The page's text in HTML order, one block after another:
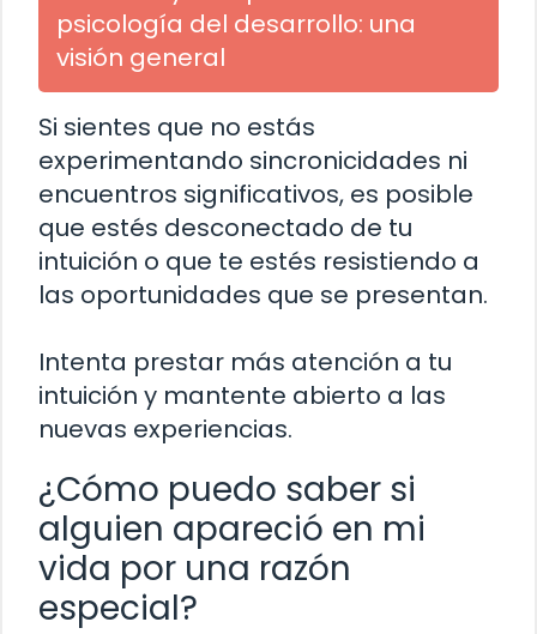
psicología del desarrollo: una
visión general
Si sientes que no estás
experimentando sincronicidades ni
encuentros significativos, es posible
que estés desconectado de tu
intuición o que te estés resistiendo a
las oportunidades que se presentan.
Intenta prestar más atención a tu
intuición y mantente abierto a las
nuevas experiencias.
¿Cómo puedo saber si
alguien apareció en mi
vida por una razón
especial?